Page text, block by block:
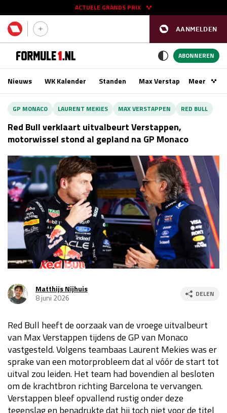
AANMELDEN
ACTUELE GRANDS PRIX
11 - 13 sep
Race
zo 15:00 - 17:00
GP AZERBEIDZJAN 2026 24 - 26 sep
Kwalificatie
vr 14:00 - 15:00
Race
za 13:00 - 15:00
Kwalificatie
za 15:00 - 16:00
Race
zo 14:00 - 16:00
Kwalificatie
za 23:00 - 00:00
Race
zo 21:00 - 23:00
GP MEXICO 2026 30 okt - 01 nov
Kwalificatie
za 19:00 - 20:00
Race
zo 18:00 - 20:00
ABONNEREN
Nieuws WK Kalender Standen Max VerstappenMeer
GP MONACO LAURENT MEKIES MAX VERSTAPPEN RED BULL
Red Bull verklaart uitvalbeurt Verstappen,
motorwissel stond al gepland na GP Monaco
Matthijs Nijhuis
8 juni 2026
DELEN
Red Bull heeft de oorzaak van de vroege uitvalbeurt
van Max Verstappen tijdens de GP van Monaco
vastgesteld. Volgens teambaas Laurent Mekies was er
sprake van een motorprobleem dat al vóór de start tot
uitval zou leiden. Het team had bovendien al besloten
om de krachtbron richting Barcelona te vervangen.
Verstappen bleef opvallend rustig onder deze
tegenslag en benadrukte dat hij toch niet voor de titel